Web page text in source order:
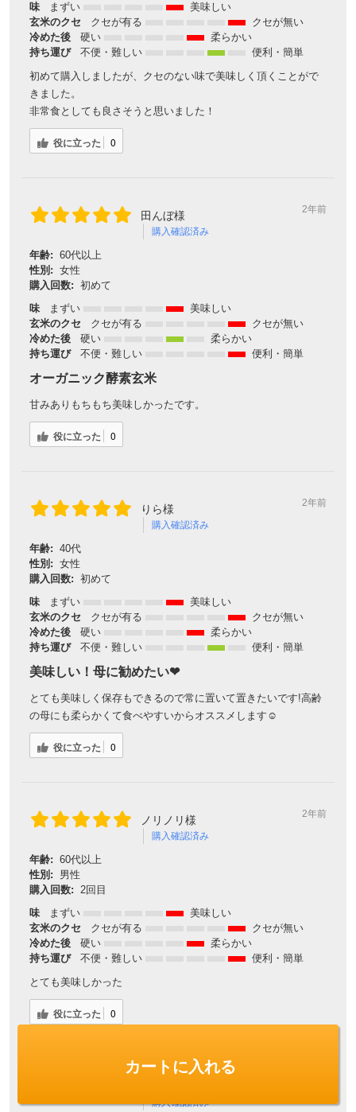
味
まずい
美味しい
玄米のクセ
クセが有る
クセが無い
冷めた後
硬い
柔らかい
持ち運び
不便・難しい
便利・簡単
初めて購入しましたが、クセのない味で美味しく頂くことがで
きました。
非常食としても良さそうと思いました！
役に立った 0
田んぼ様
購入確認済み
2年前
年齢: 60代以上
性別: 女性
購入回数: 初めて
味
まずい
美味しい
玄米のクセ
クセが有る
クセが無い
冷めた後
硬い
柔らかい
持ち運び
不便・難しい 便利・簡単
オーガニック酵素玄米
甘みありもちもち美味しかったです。
役に立った 0
りら様
購入確認済み
2年前
年齢: 40代
性別: 女性
購入回数: 初めて
味
まずい
美味しい
玄米のクセ
クセが有る
クセが無い
冷めた後
硬い
柔らかい
持ち運び
不便・難しい 便利・簡単
美味しい！母に勧めたい❤
とても美味しく保存もできるので常に置いて置きたいです!高齢
の母にも柔らかくて食べやすいからオススメします☺
役に立った 0
ノリノリ様
購入確認済み
2年前
年齢: 60代以上
性別:
男性
購入回数:
2回目
味
まずい
美味しい
玄米のクセ
クセが有る
クセが無い
冷めた後
硬い
柔らかい
持ち運び
不便・難しい
便利・簡単
とても美味しかった
役に立った 0
購入確認済み
カートに入れる